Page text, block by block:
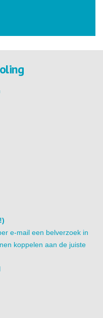
e-mail een belverzoek in
koppelen aan de juiste